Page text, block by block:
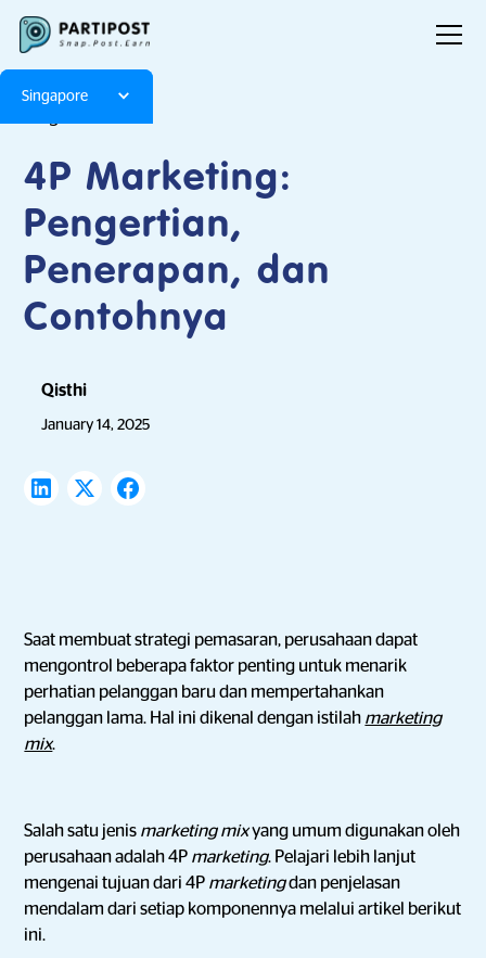
Singapore
4P Marketing:
Pengertian,
Penerapan, dan
Contohnya
Qisthi
January 14, 2025
Saat membuat strategi pemasaran, perusahaan dapat
mengontrol beberapa faktor penting untuk menarik
perhatian pelanggan baru dan mempertahankan
pelanggan lama. Hal ini dikenal dengan istilah marketing
mix.
Salah satu jenis marketing mixyang umum digunakan oleh
perusahaan adalah 4P marketing. Pelajari lebih lanjut
mengenai tujuan dari 4P marketingdan penjelasan
mendalam dari setiap komponennya melalui artikel berikut
ini.